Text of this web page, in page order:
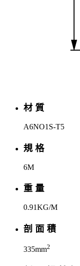
材 質
A6NO1S-T5
規 格
6M
重 量
0.91KG/M
剖 面 積
335mm2